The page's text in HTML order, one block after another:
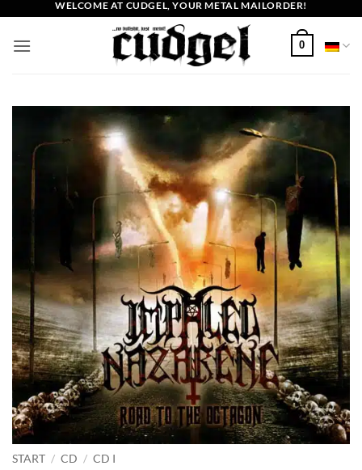
Inhalt
springen
WELCOME AT CUDGEL, YOUR METAL MAILORDER!
0
START / CD / CD I